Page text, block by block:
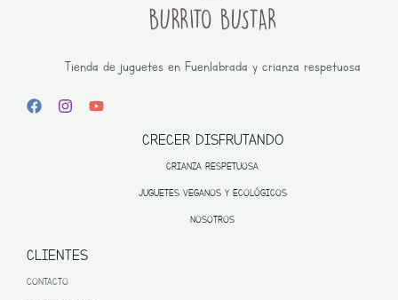
Tienda de juguetes en Fuenlabrada y crianza respetuosa
CRECER DISFRUTANDO
CRIANZA RESPETUOSA
JUGUETES VEGANOS Y ECOLÓGICOS
NOSOTROS
CLIENTES
CONTACTO